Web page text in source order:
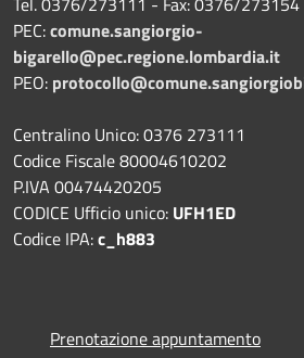
PEC:comune.sangiorgio-
bigarello@pec.regione.lombardia.it
PEO:
Centralino Unico: 0376 273111
Codice Fiscale 80004610202
P.IVA 00474420205
CODICE Ufficio unico: UFH1ED
Codice IPA:c_h883
Prenotazione appuntamento